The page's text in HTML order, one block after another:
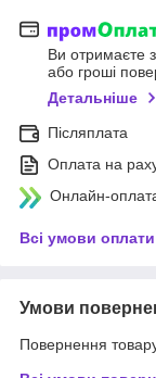
Ви отримаєте
або гроші
Детальніше
Післяплата
Оплата на
Онлайн-
Всі умови оплати
Умови
Повернення